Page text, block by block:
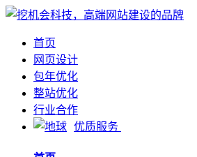
首页
网页设计
包年优化
整站优化
行业合作
优质服务